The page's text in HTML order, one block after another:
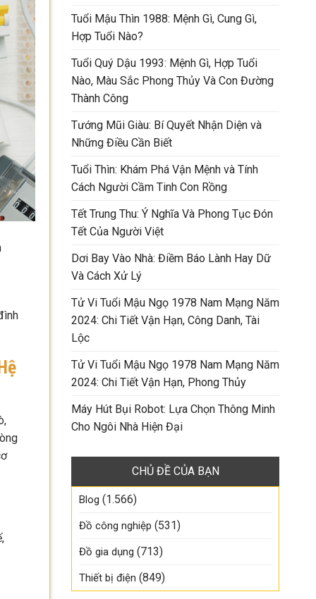
Tuổi Mậu Thìn 1988: Mệnh Gì, Cung Gì,
Hợp Tuổi Nào?
Tuổi Quý Dậu 1993: Mệnh Gì, Hợp Tuổi
Nào, Màu Sắc Phong Thủy Và Con Đường
Thành Công
Tướng Mũi Giàu: Bí Quyết Nhận Diện và
Những Điều Cần Biết
Tuổi Thìn: Khám Phá Vận Mệnh và Tính
Cách Người Cầm Tinh Con Rồng
Tết Trung Thu: Ý Nghĩa Và Phong Tục Đón
Tết Của Người Việt
Dơi Bay Vào Nhà: Điềm Báo Lành Hay Dữ
Và Cách Xử Lý
Tử Vi Tuổi Mậu Ngọ 1978 Nam Mạng Năm
2024: Chi Tiết Vận Hạn, Công Danh, Tài
Lộc
Tử Vi Tuổi Mậu Ngọ 1978 Nam Mạng Năm
2024: Chi Tiết Vận Hạn, Phong Thủy
Máy Hút Bụi Robot: Lựa Chọn Thông Minh
Cho Ngôi Nhà Hiện Đại
CHỦ ĐỀ CỦA BẠN
Blog (1.566)
Đồ công nghiệp (531)
Đồ gia dụng (713)
Thiết bị điện (849)